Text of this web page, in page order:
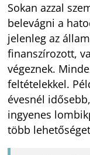
Sokan azzal
belevágni a
jelenleg az
finanszírozott,
végeznek.
feltételekkel.
évesnél
ingyenes
több